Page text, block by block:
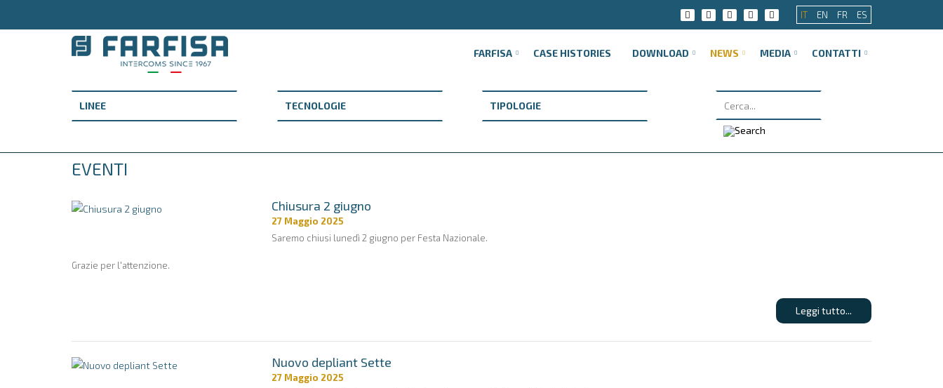
IT EN FR ES
FARFISA CASE HISTORIES DOWNLOAD NEWS MEDIA CONTATTI
EVENTI
Chiusura 2 giugno
27 Maggio 2025
Saremo chiusi lunedì 2 giugno per Festa Nazionale.
Grazie per l'attenzione.
Leggi tutto...
Nuovo depliant Sette
27 Maggio 2025